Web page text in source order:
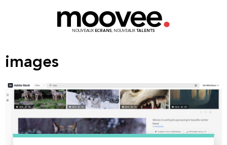
NOUVEAUX ECRANS, NOUVEAUX TALENTS
images